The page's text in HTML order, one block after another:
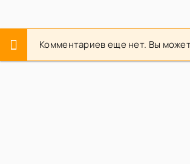
Комментариев еще нет. Вы